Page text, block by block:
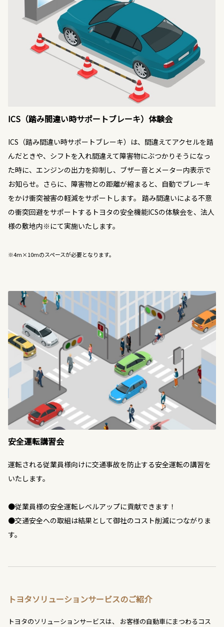
ICS（踏み間違い時サポートブレーキ）体験会
ICS（踏み間違い時サポートブレーキ）は、間違えてアクセルを踏
んだときや、シフトを入れ間違えて障害物にぶつかりそうになっ
た時に、エンジンの出力を抑制し、ブザー音とメーター内表示で
お知らせ。さらに、障害物との距離が縮まると、自動でブレーキ
をかけ衝突被害の軽減をサポートします。 踏み間違いによる不意
の衝突回避をサポートするトヨタの安全機能ICSの体験会を、法人
様の敷地内※にて実施いたします。
※4m×10mのスペースが必要となります。
安全運転講習会
運転される従業員様向けに交通事故を防止する安全運転の講習を
いたします。
●従業員様の安全運転レベルアップに貢献できます！
●交通安全への取組は結果として御社のコスト削減につながりま
す。
トヨタソリューションサービスのご紹介
トヨタのソリューションサービスは、 お客様の自動車にまつわるコス